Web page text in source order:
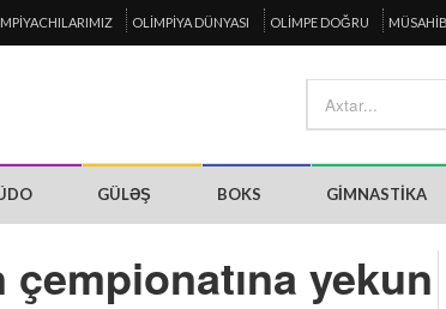
OLIMPIYA DÜNYASI OLIMPE DOĞRU
GÜLƏŞ BOKS GIMNASTIKA
yekun